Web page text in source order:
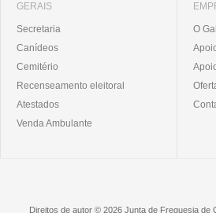
GERAIS
Secretaria
Canídeos
Cemitério
Recenseamento eleitoral
Atestados
Venda Ambulante
O
Direitos de autor © 2026 Junta de Freguesia de